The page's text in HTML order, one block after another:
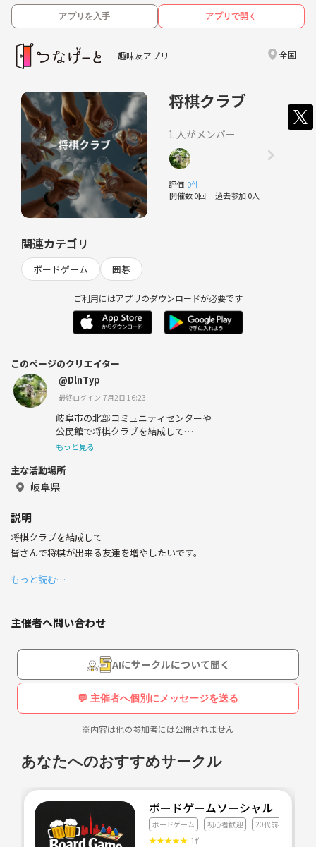
アプリを入手 アプリで開く
趣味友アプリ 全国
将棋クラブ
1 人がメンバー
評価 0件
開催数 0回 過去参加 0人
関連カテゴリ
ボードゲーム 囲碁
ご利用にはアプリのダウンロードが必要です
このページのクリエイター
@DlnTyp
最終ログイン:7月2日 16:23
岐阜市の北部コミュニティセンターや
公民館で将棋クラブを結成して
みなで将棋(脳トレ)をしたいです。
もっと見る
主な活動場所
岐阜県
説明
将棋クラブを結成して
皆さんで将棋が出来る友達を増やしたいです。
もっと読む…
主催者へ問い合わせ
AIにサークルについて聞く
💬 主催者へ個別にメッセージを送る
※内容は他の参加者には公開されません
あなたへのおすすめサークル
ボードゲームソーシャル 【ゲ
ボードゲーム 初心者歓迎 20代前半〜30代
★★★★★ 1件